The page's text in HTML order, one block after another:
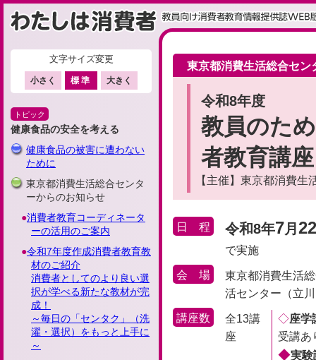
文字サイズ変更
小さく 標準 大きく
トピック
健康食品の安全を考える
健康食品の被害に遭わない
ために
東京都消費生活総合センタ
ーからのお知らせ
消費者教育コーディネータ
ーの活用のご案内
令和7年度作成消費者教育教
材のご紹介
消費者としてのより良い選
択が学べる新たな教材が完
成！
～毎日の「センタク」（洗
濯・選択）をもっと上手に
～
ここから本文です
東京都消費生活総合セン
令和8年度
教員のた
者教育講座
【 主催】東京都消費生
日 程 令和8年7月 22
で実施
会 場
東京都消費生活
活センター（立
講座数
全13講
座
座学
受講あ
実験